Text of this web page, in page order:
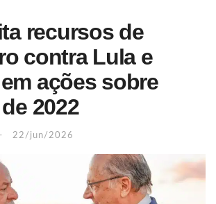
recursos de
contra Lula e
ações sobre
2022
22/jun/2026